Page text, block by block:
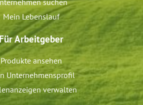
suchen
Mein Lebenslauf
Arbeitgeber
Produkte ansehen
Unternehmensprofil
verwalten